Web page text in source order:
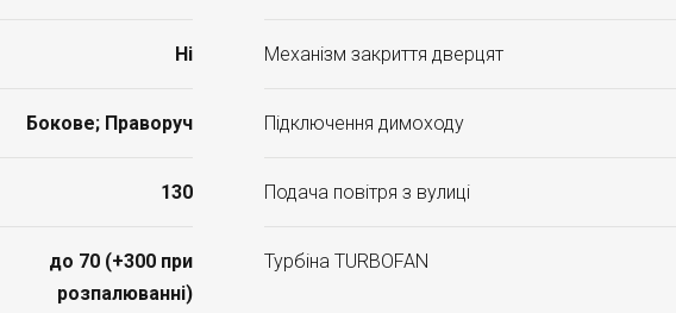
Ні Механізм закриття дверцят
Бокове; Праворуч Підключення димоходу
130 Подача повітря з вулиці
до 70 (+300 при
розпалюванні)
Турбіна TURBOFAN